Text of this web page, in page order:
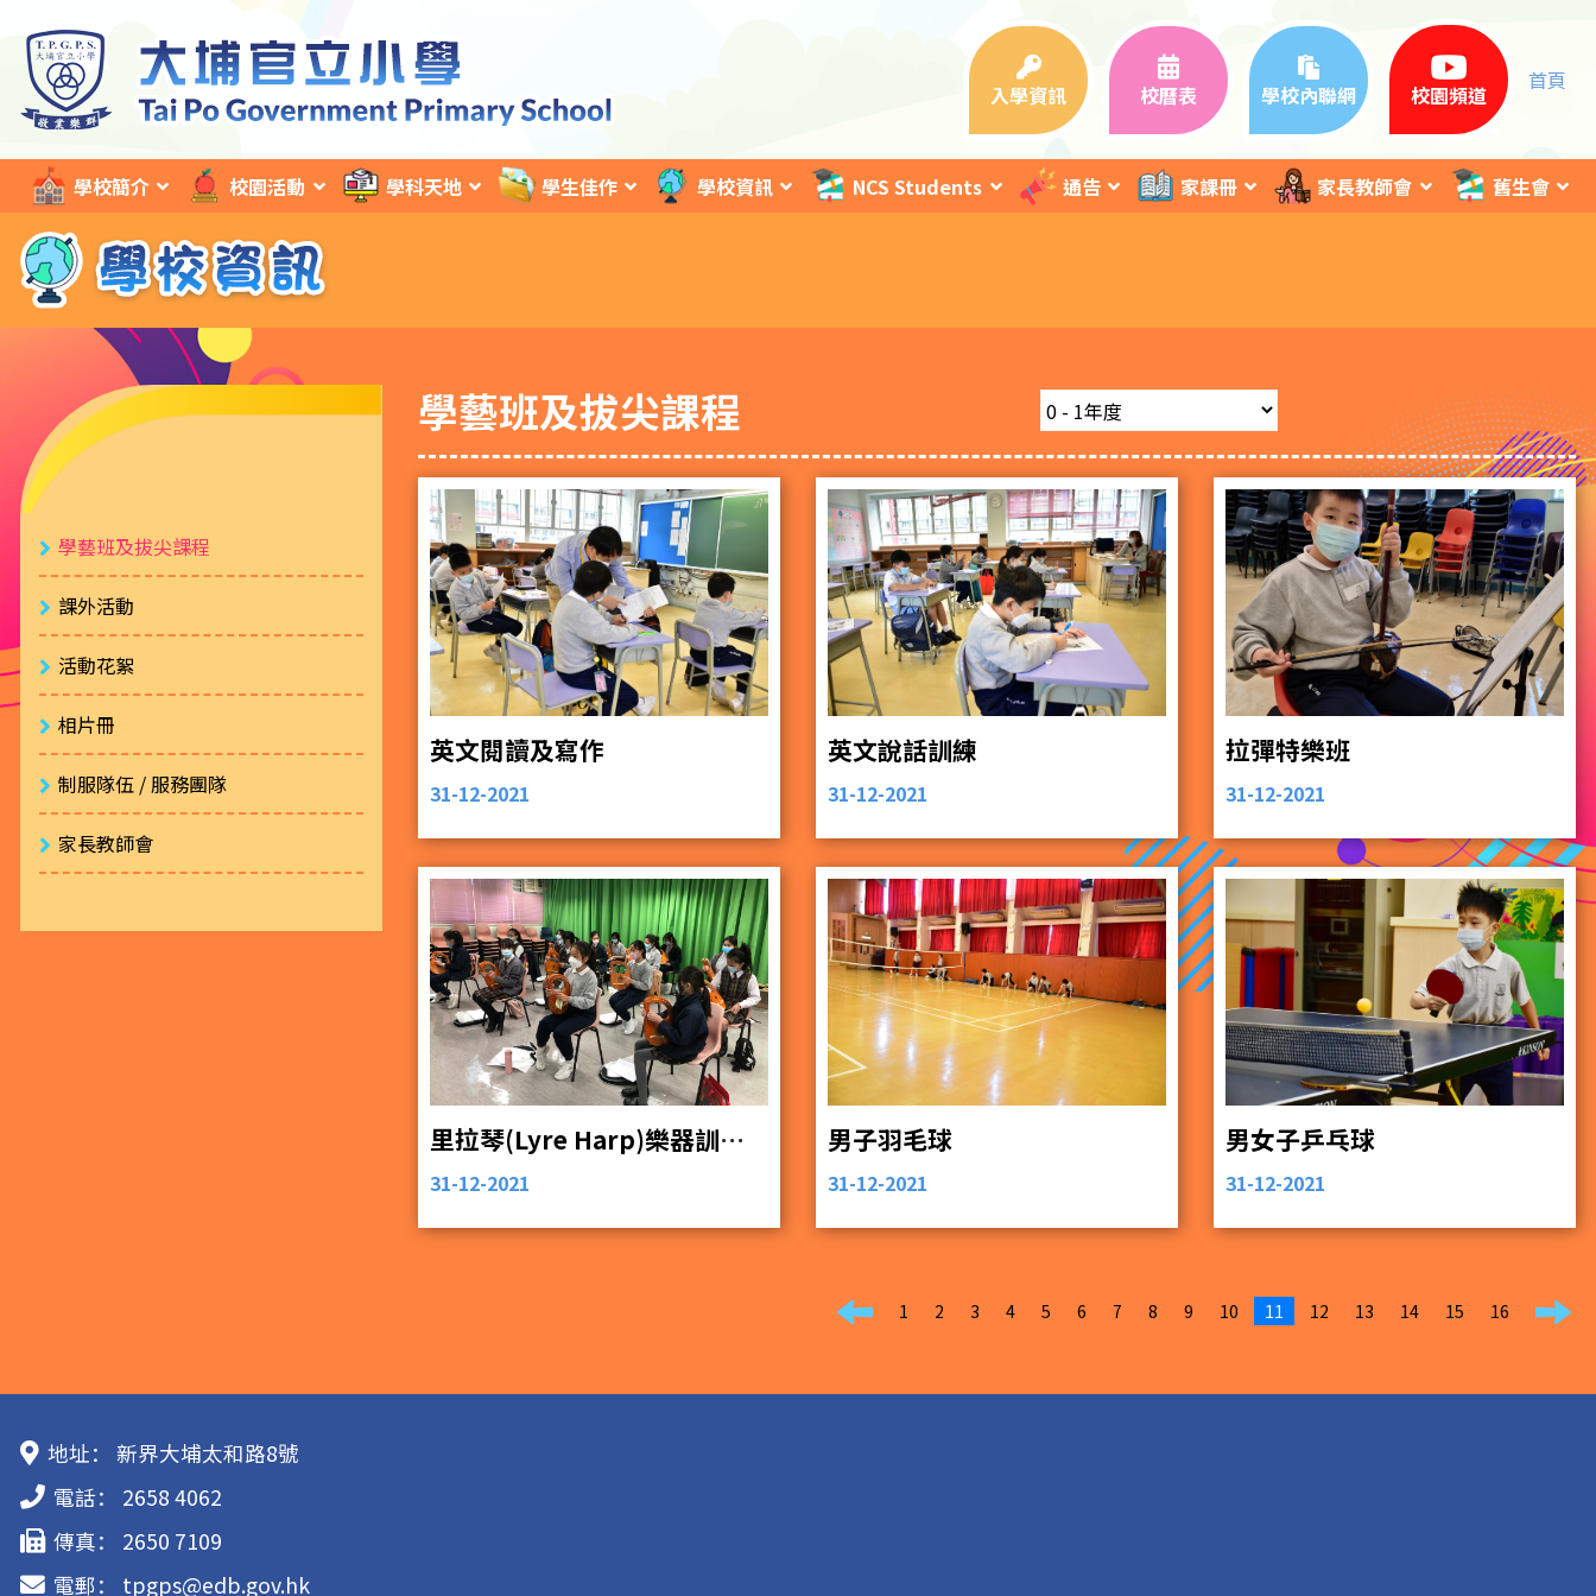
入學資訊 校曆表 學校內聯網 校園頻道
首頁
學校簡介 校園活動 學科天地 學生佳作 學校資訊 NCS Students 通告 家課冊 家長教師會 舊生會
學藝班及拔尖課程
課外活動
活動花絮
相片冊
制服隊伍 / 服務團隊
家長教師會
學藝班及拔尖課程
英文閱讀及寫作
31-12-2021
英文說話訓練
31-12-2021
拉彈特樂班
31-12-2021
里拉琴(Lyre Harp)樂器訓練班
31-12-2021
男子羽毛球
31-12-2021
男女子乒乓球
31-12-2021
1 2 3 4 5 6 7 8 9 10 11 12 13 14 15 16
地址：
新界大埔太和路8號
電話：
2658 4062
傳真：
2650 7109
電郵：
tpgps@edb.gov.hk